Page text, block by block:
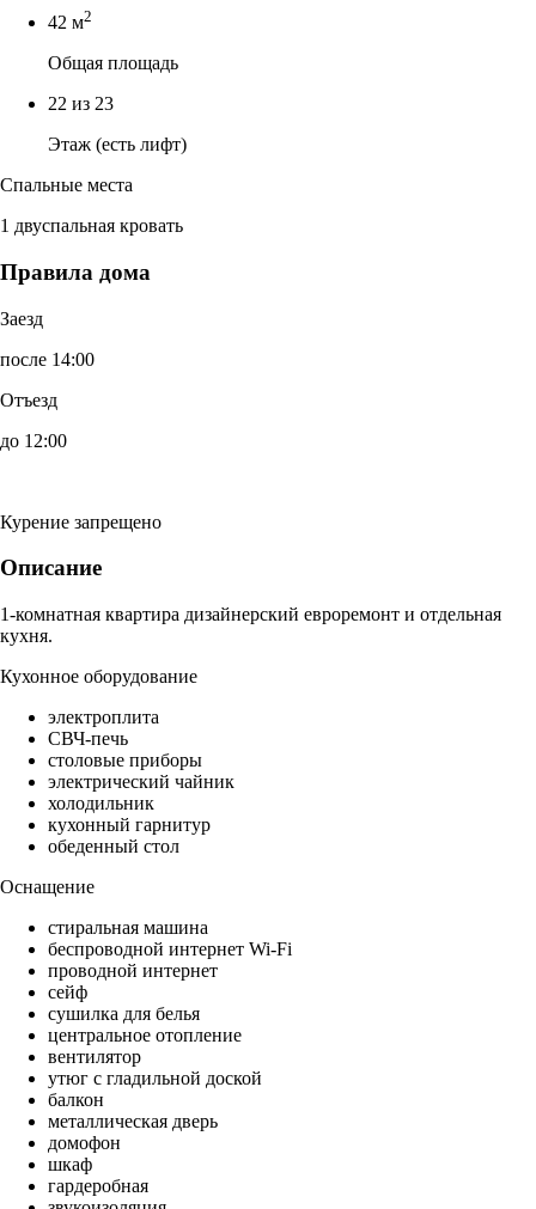
42 м2
Общая площадь
22 из 23
Этаж (есть лифт)
Спальные места
1 двуспальная кровать
Правила дома
Заезд
после 14:00
Отъезд
до 12:00
Курение запрещено
Описание
1-комнатная квартира дизайнерский евроремонт и отдельная
кухня.
Кухонное оборудование
электроплита
СВЧ-печь
столовые приборы
электрический чайник
холодильник
кухонный гарнитур
обеденный стол
Оснащение
стиральная машина
беспроводной интернет Wi-Fi
проводной интернет
сейф
сушилка для белья
центральное отопление
вентилятор
утюг с гладильной доской
балкон
металлическая дверь
домофон
шкаф
гардеробная